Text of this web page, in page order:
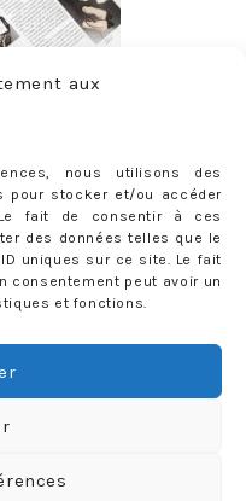
aux
nous utilisons des
pour stocker et/ou accéder
fait de consentir à ces
des données telles que le
uniques sur ce site. Le fait
consentement peut avoir un
et fonctions.
abonnés